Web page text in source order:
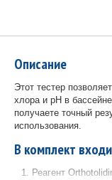
Описание
Этот тестер
хлора и pH в
получаете точный
использования.
В комплект
Реагент